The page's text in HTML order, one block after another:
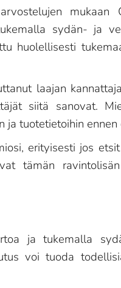
sydän- ja
huolellisesti
laajan
siitä sanovat.
tuotetietoihin ennen
erityisesti jos
tämän
ja tukemalla
voi tuoda